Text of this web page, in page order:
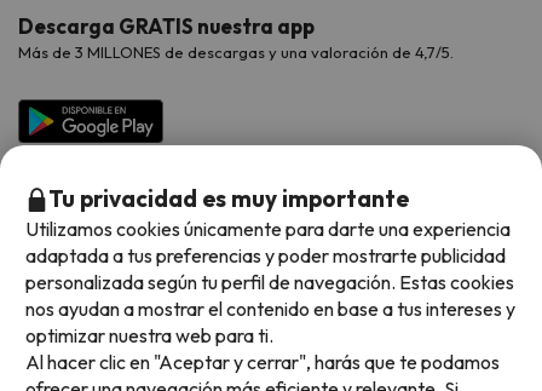
Viajes para grupos
Hoteles Galicia
Hoteles Salou
Chollos con Todo Incluido
Chollos en la playa
Hoteles con toboganes
Selección de la Newsletter
Los favoritos de nuestros clientes
Vacaciones en Agosto
Vacaciones en Octubre
Vacaciones en Noviembre
Contáctanos
Preguntas frecuentes
Descarga GRATIS nuestra app
Más de 3 MILLONES de descargas y una valoración de 4,7/5.
Métodos de pago disponibles
Tu privacidad es muy importante
Utilizamos cookies únicamente para darte una experiencia
adaptada a tus preferencias y poder mostrarte publicidad
personalizada según tu perfil de navegación. Estas cookies
nos ayudan a mostrar el contenido en base a tus intereses y
optimizar nuestra web para ti.
Al hacer clic en "Aceptar y cerrar", harás que te podamos